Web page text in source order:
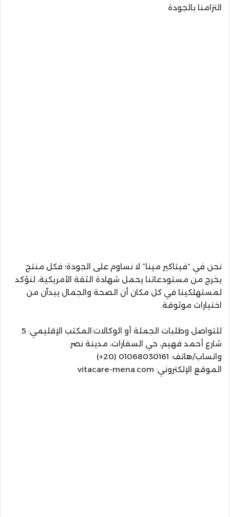
التزامنا بالجودة
نحن في “فيتاكير مينا” لا نساوم على الجودة؛ فكل منتج
يخرج من مستودعاتنا يحمل شهادة الثقة الأمريكية، لنؤكد
لمستهلكينا في كل مكان أن الصحة والجمال يبدآن من
اختيارات موثوقة.
للتواصل وطلبات الجملة أو الوكالات:المكتب الإقليمي: 5
شارع أحمد فهيم، حي السفارات، مدينة نصر.
واتساب/هاتف: 01068030161 (20+)
الموقع الإلكتروني: vitacare-mena.com